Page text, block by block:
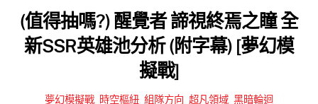
(值得抽嗎?) 醒覺者 諦視終焉之瞳 全
新SSR英雄池分析 (附字幕) [夢幻模
擬戰]
夢幻模擬戰 時空樞紐 組隊方向 超凡領域 黑暗輪迴